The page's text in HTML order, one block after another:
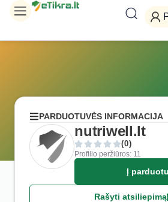
PARDUOTUVĖS INFORMACIJA
nutriwell.lt
(0)
Profilio peržiūros: 11
Į
Rašyti atsiliepimą